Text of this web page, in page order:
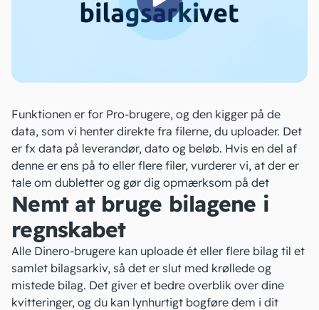
Funktionen er for Pro-brugere, og den kigger på de
data, som vi henter direkte fra filerne, du uploader. Det
er fx data på leverandør, dato og beløb. Hvis en del af
denne er ens på to eller flere filer, vurderer vi, at der er
tale om dubletter og gør dig opmærksom på det
Nemt at bruge bilagene i
regnskabet
Alle Dinero-brugere kan uploade ét eller flere bilag til et
samlet bilagsarkiv, så det er slut med krøllede og
mistede bilag. Det giver et bedre overblik over dine
kvitteringer, og du kan lynhurtigt bogføre dem i dit